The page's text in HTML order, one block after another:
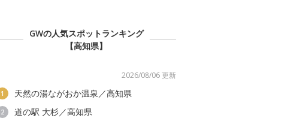
GWの人気スポットランキング
【高知県】
2026/08/06 更新
1 天然の湯ながおか温泉／高知県
2 道の駅 大杉／高知県